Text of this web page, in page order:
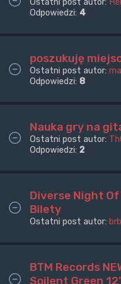
Odpowiedzi: 4
poszukuję
Ostatni post autor:
Odpowiedzi: 8
Nauka gry na
Ostatni post autor:
Odpowiedzi: 2
Diverse Night
Bilety
Ostatni post autor: brb
BTM Records
Soilent Green